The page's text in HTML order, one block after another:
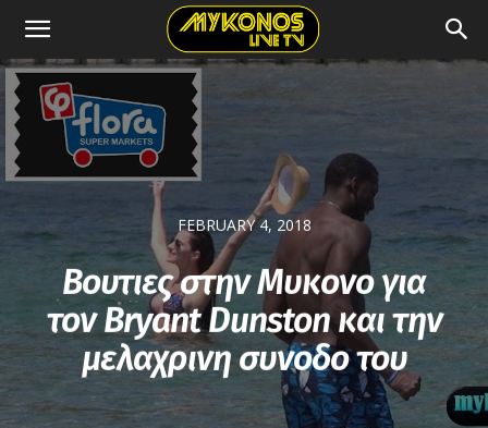
FEBRUARY 4, 2018
Βουτιες στην Μυκονο για
τον Bryant Dunston και την
μελαχρινη συνοδο του